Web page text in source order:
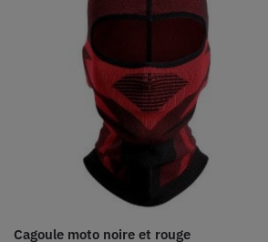
Cagoule moto noire et rouge